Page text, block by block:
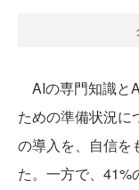
AIの専門知識と
ための準備状況に
の導入を、自信を
た。一方で、41%